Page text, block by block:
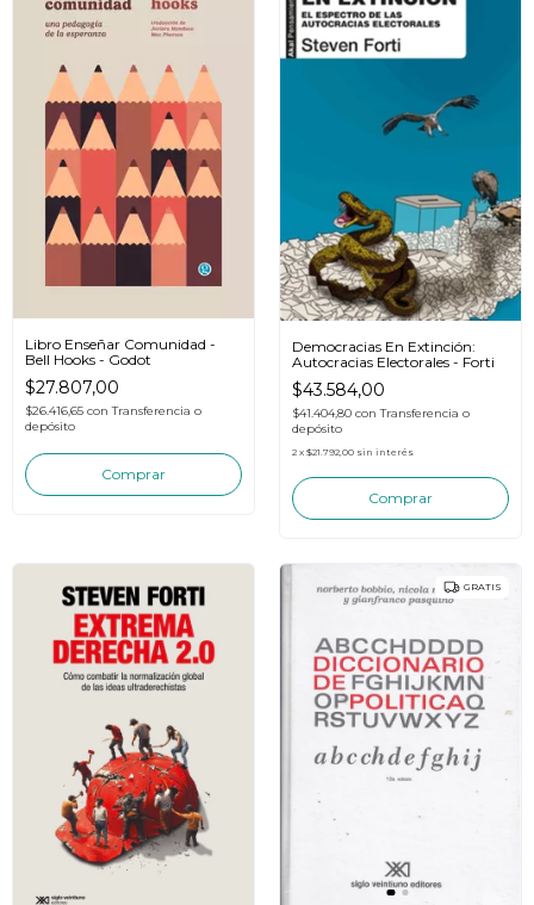
Libro Enseñar Comunidad -
Bell Hooks - Godot
$27.807,00
$26.416,65 con Transferencia o
depósito
Democracias En Extinción:
Autocracias Electorales - Forti
$43.584,00
$41.404,80 con Transferencia o
depósito
2 x $21.792,00 sin interés
GRATIS